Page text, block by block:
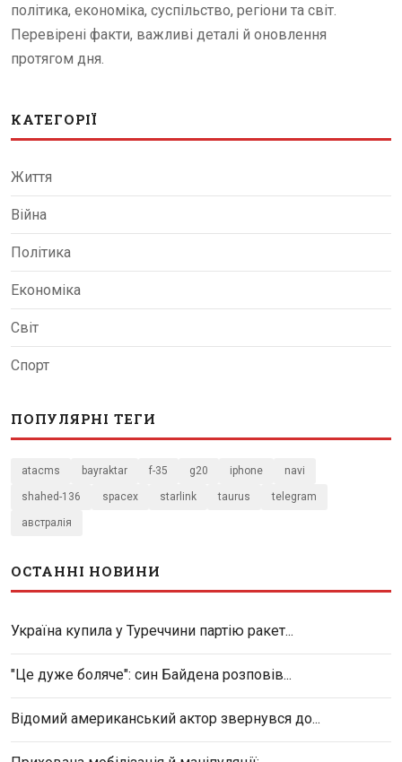
політика, економіка, суспільство, регіони та світ.
Перевірені факти, важливі деталі й оновлення
протягом дня.
КАТЕГОРІЇ
Життя
Війна
Політика
Економіка
Світ
Спорт
ПОПУЛЯРНІ ТЕГИ
atacms bayraktar f-35 g20 iphone navi
shahed-136 spacex starlink taurus telegram
австралія
ОСТАННІ НОВИНИ
Україна купила у Туреччини партію ракет...
"Це дуже боляче": син Байдена розповів...
Відомий американський актор звернувся до...